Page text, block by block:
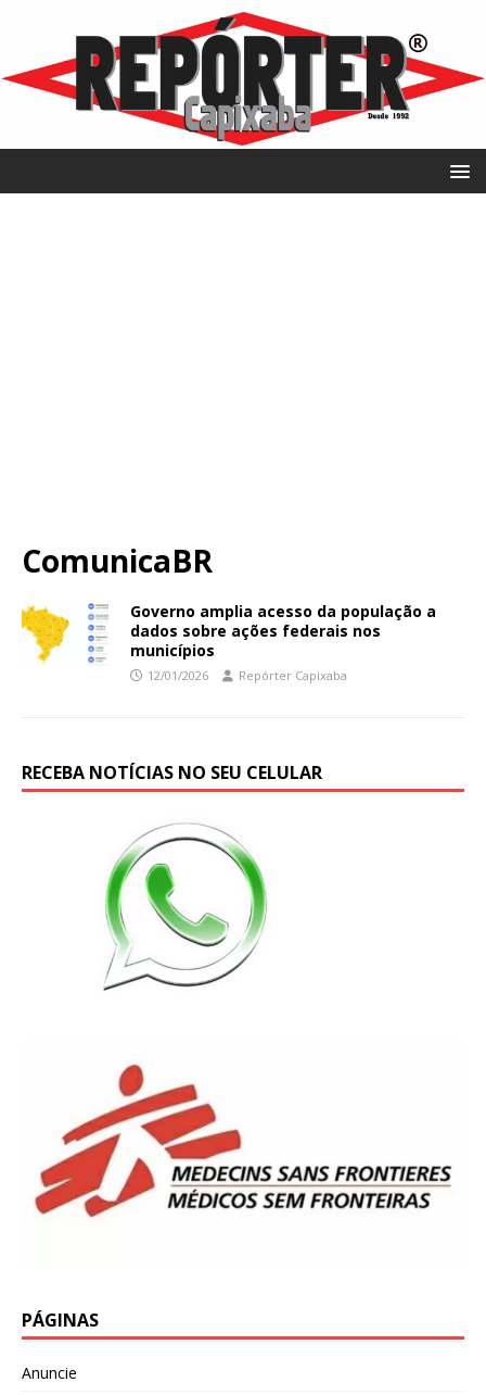
ComunicaBR
Governo amplia acesso da população a
dados sobre ações federais nos
municípios
12/01/2026 Repórter Capixaba
RECEBA NOTÍCIAS NO SEU CELULAR
PÁGINAS
Anuncie